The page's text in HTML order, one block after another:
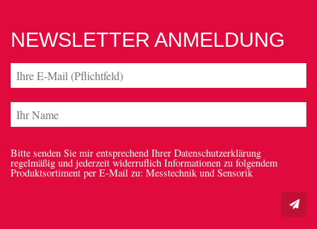
NEWSLETTER ANMELDUNG
Bitte senden Sie mir entsprechend Ihrer Datenschutzerklärung
regelmäßig und jederzeit widerruflich Informationen zu folgendem
Produktsortiment per E-Mail zu: Messtechnik und Sensorik